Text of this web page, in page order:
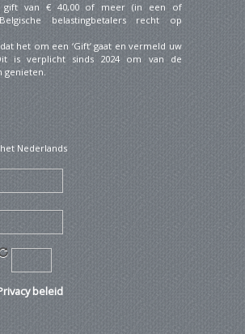
gift van € 40,00 of meer (in een of
belastingbetalers recht op
het om een ‘Gift’ gaat en vermeld uw
is verplicht sinds 2024 om van de
genieten.
Nederlands
beleid